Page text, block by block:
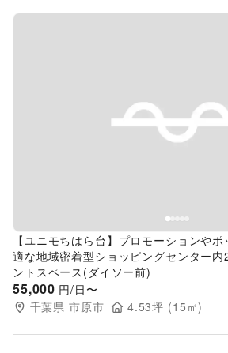
Previous slide
【ユニモちはら台】プロモーションや
適な地域密着型ショッピングセンター
ントスペース(ダイソー前)
55,000 円/日〜
千葉県 市原市 4.53坪 (15 ㎡)